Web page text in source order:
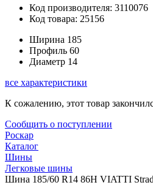
Код производителя: 3110076
Код товара: 25156
Ширина 185
Профиль 60
Диаметр 14
все характеристики
К сожалению, этот товар
Сообщить о поступлении
Роскар
Каталог
Шины
Легковые шины
Шина 185/60 R14 86H VIATTI